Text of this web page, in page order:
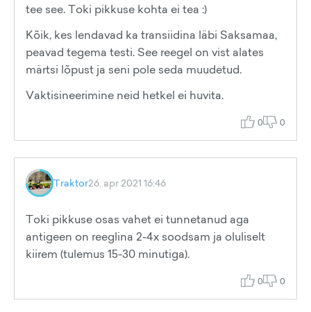
tee see. Toki pikkuse kohta ei tea :)
Kõik, kes lendavad ka transiidina läbi Saksamaa,
peavad tegema testi. See reegel on vist alates
märtsi lõpust ja seni pole seda muudetud.
Vaktisineerimine neid hetkel ei huvita.
0 0
Traktor26. apr 2021 16:46
Toki pikkuse osas vahet ei tunnetanud aga
antigeen on reeglina 2-4x soodsam ja oluliselt
kiirem (tulemus 15-30 minutiga).
0 0